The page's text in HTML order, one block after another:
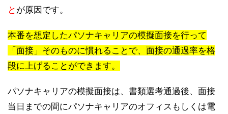
と が原因です。
本番を想定したパソナキャリアの模擬面接を行って
「面接」そのものに慣れることで、面接の通過率を格
段に上げることができます。
パソナキャリアの模擬面接は、書類選考通過後、面接
当日までの間にパソナキャリアのオフィスもしくは電